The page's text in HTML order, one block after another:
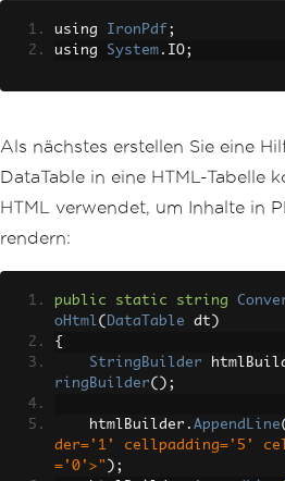
using IronPdf ;
using System . IO;
Als nächstes erstellen Sie eine
DataTable in eine HTML-Tabelle
HTML verwendet, um Inhalte in
rendern:
public static string
oHtml( DataTable dt )
{
StringBuilder
ringBuilder();
    htmlBuilder
. AppendLine(
der='1' cellpadding='5'
='0'>" );